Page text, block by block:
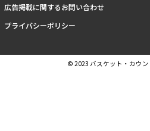
広告掲載に関するお問い合わせ
プライバシーポリシー
© 2023 バスケット・カウ